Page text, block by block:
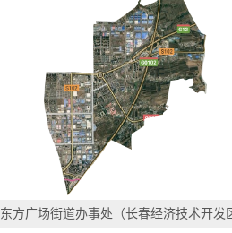
东方广场街道办事处（长春经济技术开发